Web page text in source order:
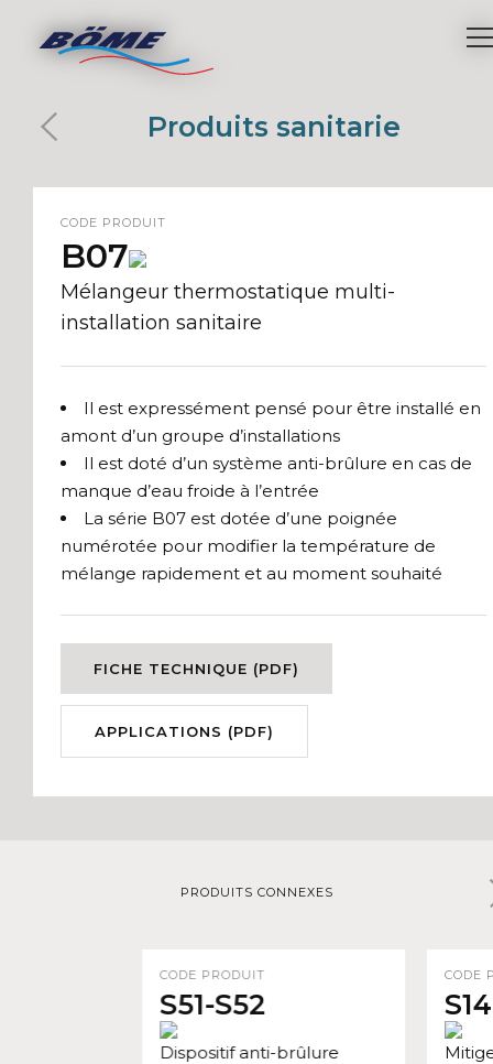
Produits sanitarie
CODE PRODUIT
B07
Mélangeur thermostatique multi-
installation sanitaire
Il est expressément pensé pour être installé en
amont d’un groupe d’installations
Il est doté d’un système anti-brûlure en cas de
manque d’eau froide à l’entrée
La série B07 est dotée d’une poignée
numérotée pour modifier la température de
mélange rapidement et au moment souhaité
FICHE TECHNIQUE (PDF)
APPLICATIONS (PDF)
PRODUITS CONNEXES
CODE PRODUIT
S51-S52
Dispositif anti-brûlure
CODE
S14